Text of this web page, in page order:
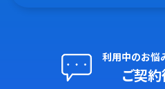
利用中のお悩
ご契